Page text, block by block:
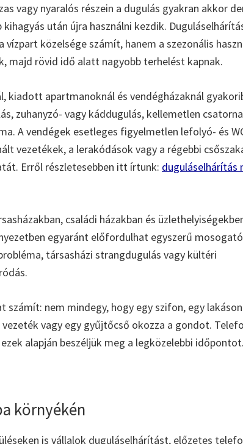
vagy nyaralós részein a dugulás gyakran akkor
után újra használni kezdik.
közelsége számít, hanem a szezonális
majd rövid idő alatt nagyobb terhelést kapnak.
kiadott apartmanoknál és vendégházaknál
zuhanyzó- vagy káddugulás, kellemetlen
A vendégek esetleges figyelmetlen lefolyó- és
vezetékek, a lerakódások vagy a régebbi
Erről részletesebben itt írtunk: duguláselhárítás
családi házakban és
egyaránt előfordulhat egyszerű
társasházi strangdugulás vagy kültéri
számít: nem mindegy, hogy egy szifon, egy
vagy egy gyűjtőcső okozza a gondot.
alapján beszéljük meg a legközelebbi időpontot.
környékén
is vállalok duguláselhárítást, előzetes